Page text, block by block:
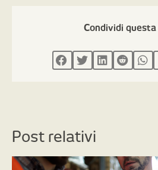
Condividi questa
Post relativi